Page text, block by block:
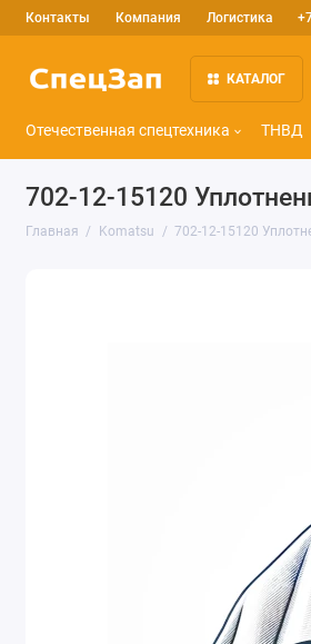
Контакты Компания Логистика
КАТАЛОГ
Отечественная спецтехника ТНВД
702-12-15120
Главная Komatsu 702-12-15120